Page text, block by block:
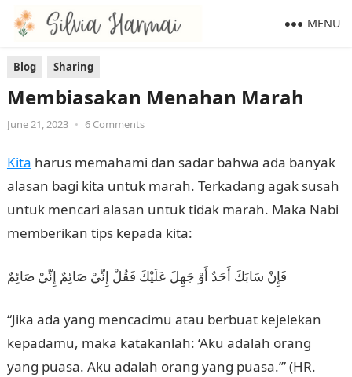
MENU
Blog Sharing
Membiasakan Menahan Marah
June 21, 2023 • 6 Comments
Kita harus memahami dan sadar bahwa ada banyak
alasan bagi kita untuk marah. Terkadang agak susah
untuk mencari alasan untuk tidak marah. Maka Nabi
memberikan tips kepada kita:
فَإِنْ سَابَكَ أَحَدٌ أَوْ جَهِلَ عَلَيْكَ فَقُلْ إِنِّيْ صَائِمٌ إِنِّيْ صَائِمٌ
“Jika ada yang mencacimu atau berbuat kejelekan
kepadamu, maka katakanlah: ‘Aku adalah orang
yang puasa. Aku adalah orang yang puasa.’” (HR.